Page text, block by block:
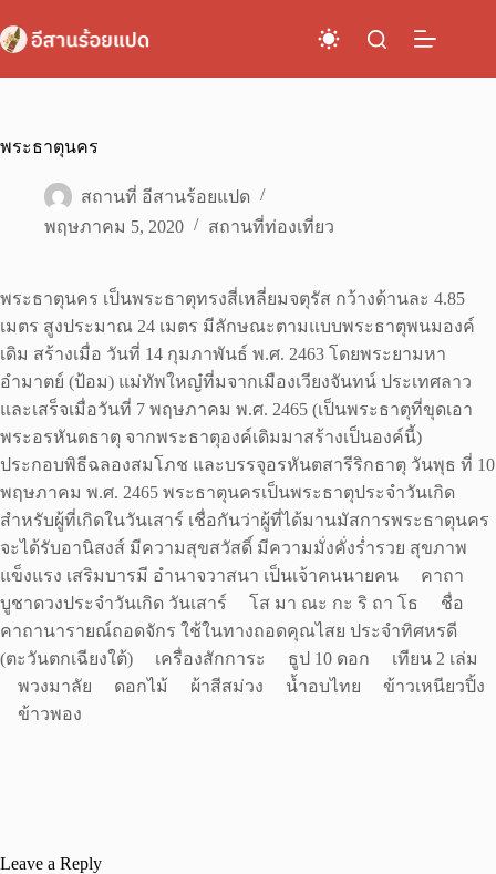
to
content
พระธาตุนคร
สถานที่ อีสานร้อยแปด
พฤษภาคม 5, 2020
สถานที่ท่องเที่ยว
พระธาตุนคร เป็นพระธาตุทรงสี่เหลี่ยมจตุรัส กว้างด้านละ 4.85
เมตร สูงประมาณ 24 เมตร มีลักษณะตามแบบพระธาตุพนมองค์
เดิม สร้างเมื่อ วันที่ 14 กุมภาพันธ์ พ.ศ. 2463 โดยพระยามหา
อำมาตย์ (ป้อม) แม่ทัพใหญ๋ที่มจากเมืองเวียงจันทน์ ประเทศลาว
และเสร็จเมื่อวันที่ 7 พฤษภาคม พ.ศ. 2465 (เป็นพระธาตุที่ขุดเอา
พระอรหันตธาตุ จากพระธาตุองค์เดิมมาสร้างเป็นองค์นี้)
ประกอบพิธีฉลองสมโภช และบรรจุอรหันตสารีริกธาตุ วันพุธ ที่ 10
พฤษภาคม พ.ศ. 2465 พระธาตุนครเป็นพระธาตุประจำวันเกิด
สำหรับผู้ที่เกิดในวันเสาร์ เชื่อกันว่าผู้ที่ได้มานมัสการพระธาตุนคร
จะได้รับอานิสงส์ มีความสุขสวัสดิ์ มีความมั่งคั่งร่ำรวย สุขภาพ
แข็งแรง เสริมบารมี อำนาจวาสนา เป็นเจ้าคนนายคน คาถา
บูชาดวงประจำวันเกิด วันเสาร์ โส มา ณะ กะ ริ ถา โธ ชื่อ
คาถานารายณ์ถอดจักร ใช้ในทางถอดคุณไสย ประจำทิศหรดี
(ตะวันตกเฉียงใต้) เครื่องสักการะ ธูป 10 ดอก เทียน 2 เล่ม
พวงมาลัย ดอกไม้ ผ้าสีสม่วง น้ำอบไทย ข้าวเหนียวปิ้ง
ข้าวพอง
Leave a Reply